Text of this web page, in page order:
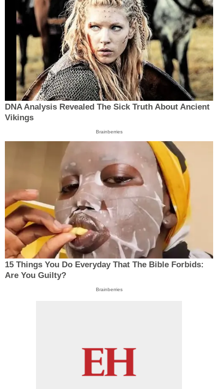
DNA Analysis Revealed The Sick Truth About Ancient
Vikings
Brainberries
15 Things You Do Everyday That The Bible Forbids:
Are You Guilty?
Brainberries